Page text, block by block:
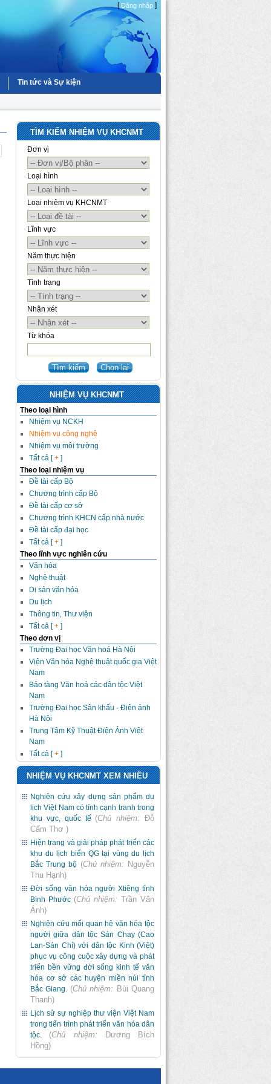
[Đăng nhập ]
Tin tức và Sự kiện
TÌM KIẾM NHIỆM VỤ KHCNMT
Đơn vị
Loại hình
Loại nhiệm vụ KHCNMT
Lĩnh vực
Năm thực hiện
Tình trạng
Nhận xét
Từ khóa
NHIỆM VỤ KHCNMT
Theo loại hình
Nhiệm vụ NCKH
Nhiệm vụ công nghệ
Nhiệm vụ môi trường
Tất cả [+ ]
Theo loại nhiệm vụ
Đề tài cấp Bộ
Chương trình cấp Bộ
Đề tài cấp cơ sở
Chương trình KHCN cấp nhà nước
Đề tài cấp đại học
Tất cả [+ ]
Theo lĩnh vực nghiên cứu
Văn hóa
Nghệ thuật
Di sản văn hóa
Du lịch
Thông tin, Thư viện
Tất cả [+ ]
Theo đơn vị
Trường Đại học Văn hoá Hà Nội
Viện Văn hóa Nghệ thuật quốc gia Việt
Nam
Bảo tàng Văn hoá các dân tộc Việt
Nam
Trường Đại học Sân khấu - Điện ảnh
Hà Nội
Trung Tâm Kỹ Thuật Điện Ảnh Việt
Nam
Tất cả [+ ]
NHIỆM VỤ KHCNMT XEM NHIỀU
Nghiên cứu xây dựng sản phẩm du
lịch Việt Nam có tính cạnh tranh trong
khu vực, quốc tế (Chủ nhiệm:
Đỗ
Cẩm Thơ )
Hiện trạng và giải pháp phát triển các
khu du lịch biển QG tại vùng du lịch
Bắc Trung bộ (Chủ nhiệm: Nguyễn
Thu Hạnh)
Đời sống văn hóa người Xtiêng tỉnh
Bình Phước (Chủ nhiệm: Trần Văn
Ánh)
Nghiên cứu mối quan hệ văn hóa tộc
người giữa dân tộc Sán Chay (Cao
Lan-Sán Chí) với dân tộc Kinh (Việt)
phục vụ công cuộc xây dựng và phát
triển bền vững đời sống kinh tế văn
hóa cơ sở các huyện miền núi tỉnh
Bắc Giang. (Chủ nhiệm: Bùi Quang
Thanh)
Lịch sử sự nghiệp thư viện Việt Nam
trong tiến trình phát triển văn hóa dân
tộc.
(Chủ nhiệm:
Dương Bích
Hồng)